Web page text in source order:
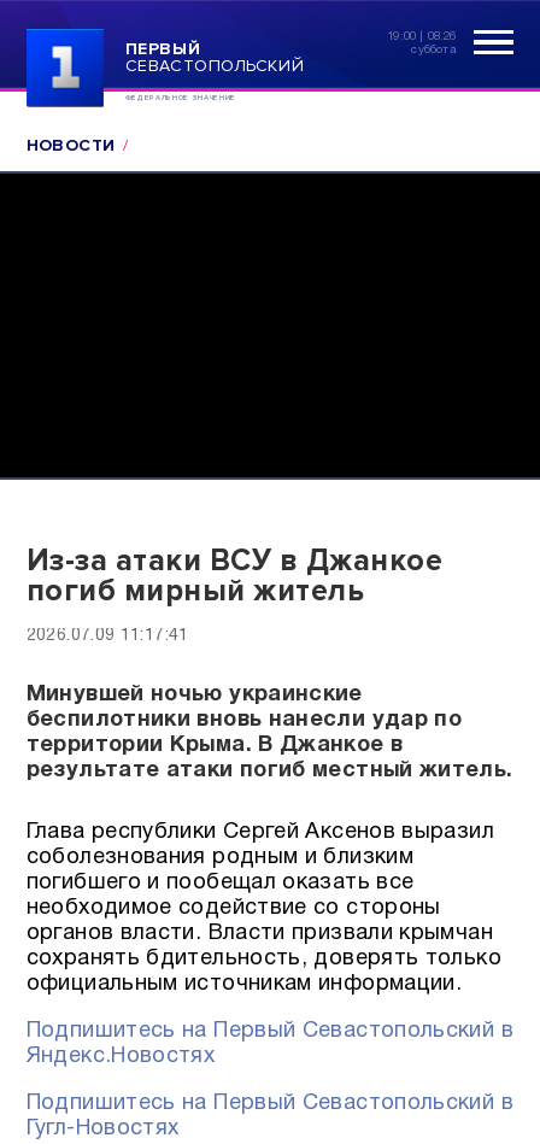
ПЕРВЫЙ
СЕВАСТОПОЛЬСКИЙ
ФЕДЕРАЛЬНОЕ ЗНАЧЕНИЕ
19:00 | 08.26
суббота
НОВОСТИ
Из-за атаки ВСУ в Джанкое
погиб мирный житель
2026.07.09 11:17:41
Минувшей ночью украинские
беспилотники вновь нанесли удар по
территории Крыма. В Джанкое в
результате атаки погиб местный житель.
Глава республики Сергей Аксенов выразил
соболезнования родным и близким
погибшего и пообещал оказать все
необходимое содействие со стороны
органов власти. Власти призвали крымчан
сохранять бдительность, доверять только
официальным источникам информации.
Подпишитесь на Первый Севастопольский в
Яндекс.Новостях
Подпишитесь на Первый Севастопольский в
Гугл-Новостях